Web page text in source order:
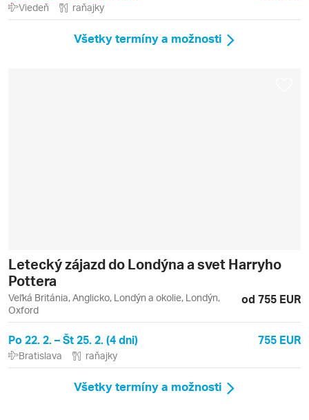
Viedeň raňajky
Všetky termíny a možnosti
Letecký zájazd do Londýna a svet Harryho
Pottera
Veľká Británia, Anglicko, Londýn a okolie, Londýn,
Oxford
od 755 EUR
Po 22. 2. – Št 25. 2. (4 dni) 755 EUR
Bratislava raňajky
Všetky termíny a možnosti